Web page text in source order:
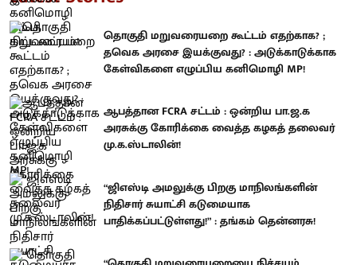
தொகுதி மறுவரையறை கூட்டம் எதற்காக? ;
தவெக அரசை இயக்குவது? : அடுக்காடுக்காக
கேள்விகளை எழுப்பிய கனிமொழி MP!
ஆபத்தான FCRA சட்டம் : ஒன்றிய பா.ஜ.க
அரசுக்கு கோரிக்கை வைத்த கழகத் தலைவர்
மு.க.ஸ்டாலின்!
“ஜிஎஸ்டி அமலுக்கு பிறகு மாநிலங்களின்
நிதிசார் சுயாட்சி கடுமையாக
பாதிக்கப்பட்டுள்ளது!” : தங்கம் தென்னரசு!